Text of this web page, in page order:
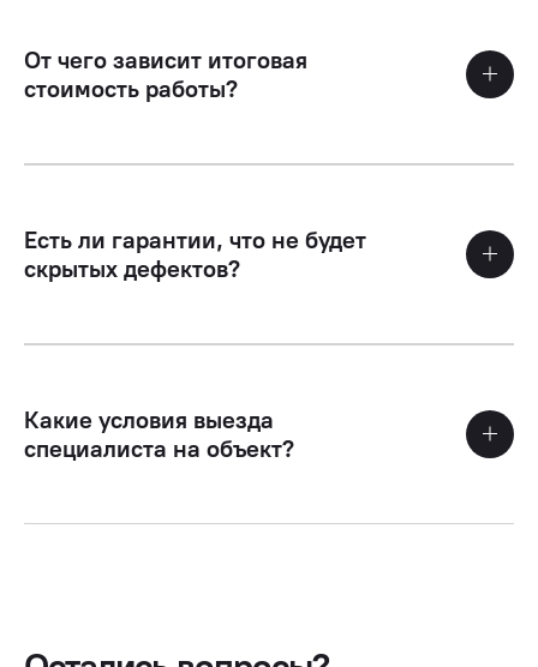
От чего зависит итоговая
стоимость работы?
Есть ли гарантии, что не будет
скрытых дефектов?
Какие условия выезда
специалиста на объект?